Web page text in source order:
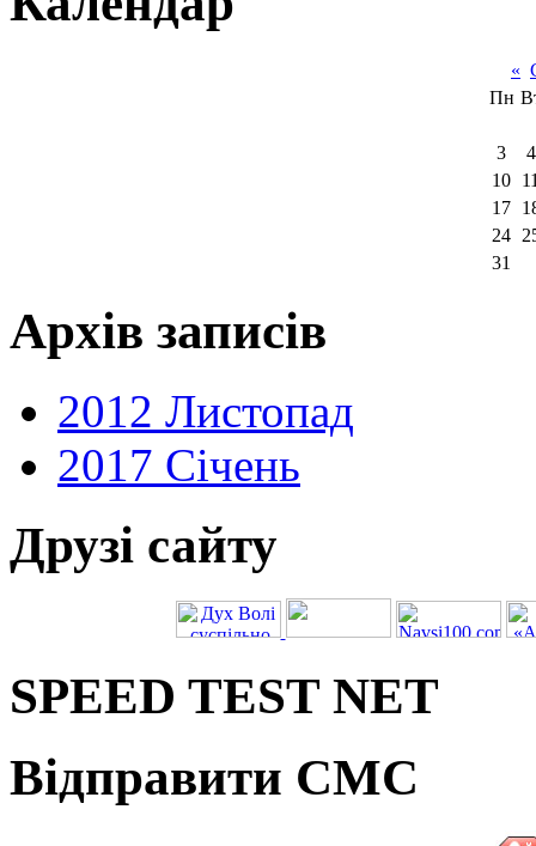
«
Пн
3
4
10
17
24
31
Архів записів
2012 Листопад
2017 Січень
Друзі сайту
SPEED TEST NET
Відправити СМС